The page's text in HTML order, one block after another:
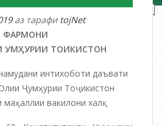
РАЪЙПУРСИИ
ҶУМҲУРИИ
ТОҶИКИСТОН
аз тарафи tojNet
ФАРМОНИ
УМҲУРИИ ТОИКИСТОН
интихоботи даъвати
Ҷумҳурии Тоҷикистон
маҳаллии вакилони халқ